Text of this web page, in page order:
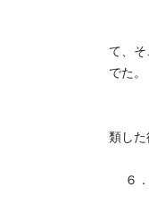
●Ｂ
メン
て、
でた。
●Ｃ
アイ
類した
６．
池田